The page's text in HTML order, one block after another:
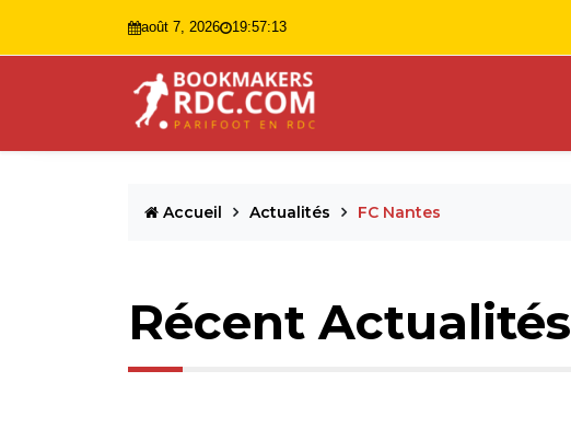
août 7, 2026 19:57:14
Accueil Actualités FC Nantes
Récent Actualités